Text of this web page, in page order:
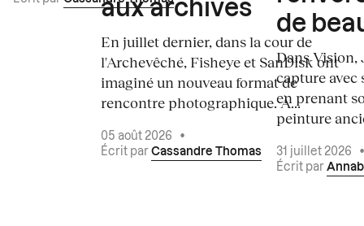
aux archives
En juillet dernier, dans la cour de
l'Archevêché, Fisheye et SanDisk ont
imaginé un nouveau format de
rencontre photographique. À...
05 août 2026
•
Écrit par Cassandre Thomas
de
Dans
capture avec
en prenant
peinture
31 juillet 2026
Écrit par